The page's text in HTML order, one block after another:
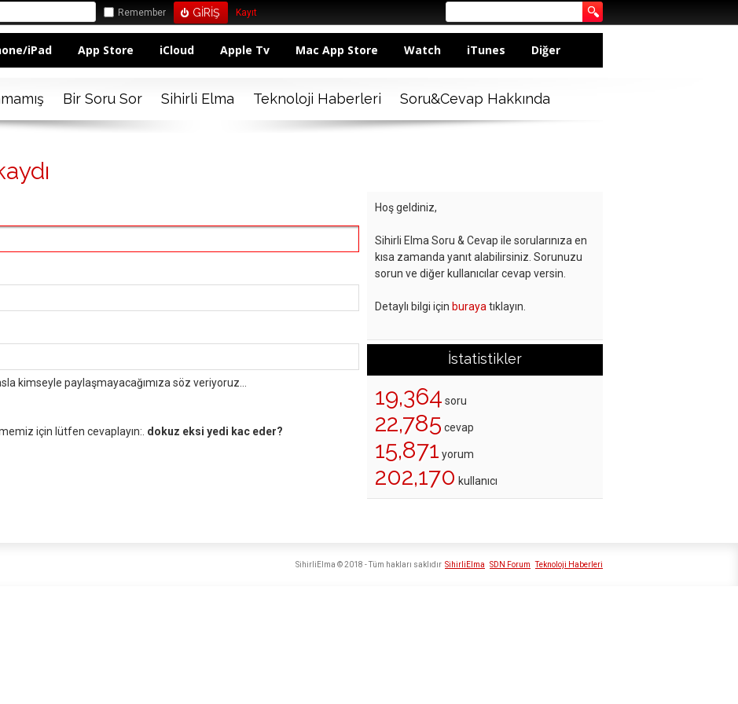
Remember Kayıt
iPad App Store iCloud Apple Tv Mac App Store Watch iTunes Diğer
Bir Soru Sor Sihirli Elma Teknoloji Haberleri Soru&Cevap Hakkında
kimseyle paylaşmayacağımıza söz veriyoruz...
için lütfen cevaplayın:. dokuz eksi yedi kac eder?
Hoş geldiniz,
Sihirli Elma Soru & Cevap ile sorularınıza en
kısa zamanda yanıt alabilirsiniz. Sorunuzu
sorun ve diğer kullanıcılar cevap versin.
Detaylı bilgi için buraya tıklayın.
İstatistikler
19,364 soru
22,785 cevap
15,871 yorum
202,170 kullanıcı
SihirliElma SDN Forum Teknoloji Haberleri
SihirliElma © 2018 - Tüm hakları saklıdır